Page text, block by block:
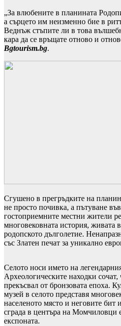
„За влюбените в планината
а сърцето им неизменно бие в
Веднъж стъпите ли в това
кара да се връщате отново и
Bgtourism.bg.
Сгушено в прегръдките на
не просто почивка, а пътуване
гостоприемните местни жители
многовековната история, живата
родопското дълголетие.
със Златен печат за уникално
Селото носи името на
Археологическите находки
прекъсвал от бронзовата епоха.
музей в селото представя
населеното място и неговите бит
сграда в центъра на Момчиловци
експоната.